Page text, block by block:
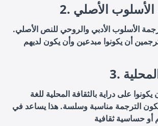
الأسلوب الأصلي
الأسلوب الأدبي والروحي للنص الأصلي.
أن يكونوا مبدعين وأن يكون لديهم
على دراية بالثقافة المحلية للغة
الترجمة مناسبة وسلسة. هذا يساعد في